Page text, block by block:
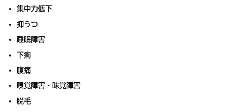
集中力低下
抑うつ
睡眠障害
下痢
腹痛
嗅覚障害・味覚障害
脱毛